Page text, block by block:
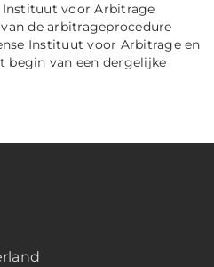
voor Arbitrage
de arbitrageprocedure
Instituut voor Arbitrage en
begin van een dergelijke